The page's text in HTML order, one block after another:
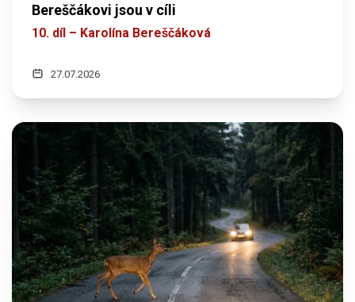
Bereščákovi jsou v cíli
10. díl – Karolína Bereščáková
27.07.2026